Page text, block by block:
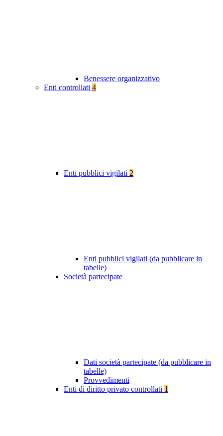
Benessere organizzativo
Enti controllati 4
Enti pubblici vigilati 2
Enti pubblici vigilati (da pubblicare in
tabelle)
Società partecipate
Dati società partecipate (da pubblicare in
tabelle)
Provvedimenti
Enti di diritto privato controllati 1